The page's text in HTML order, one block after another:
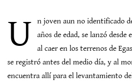
U
n joven aun no identificado
años de edad, se lanzó
al caer en los terrenos de
se registró antes del medio día, y al
encuentra allí para el levantamiento